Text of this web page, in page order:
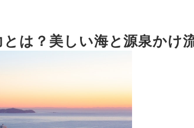
したいなら食事内容・スタイルもチェック！
は？美しい海と源泉かけ